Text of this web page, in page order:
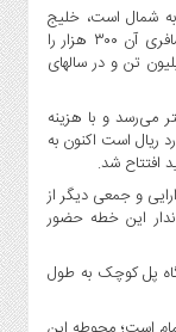
شمال است، خلیج
فارس را به دریای خزر متصل می کند و ظرفیت مسافری آن ۳۰۰ هزار را
حوزه جابه جایی کالا در سال نخست ۳ میلیون تن و در سالهای
با خطوط ایستگاهی به ۴۰ کیلومتر می‌رسد و با هزینه
به ارزش روز ۶۰ هزار میلیارد ریال است اکنون به
افتتاح شد.
و جمعی دیگر از
این خطه حضور
بزرگ به طول ۷۹۹ متر و ۲۴۳ دستگاه پل کوچک به طول